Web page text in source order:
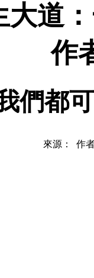
大
作
們都
來源： 作